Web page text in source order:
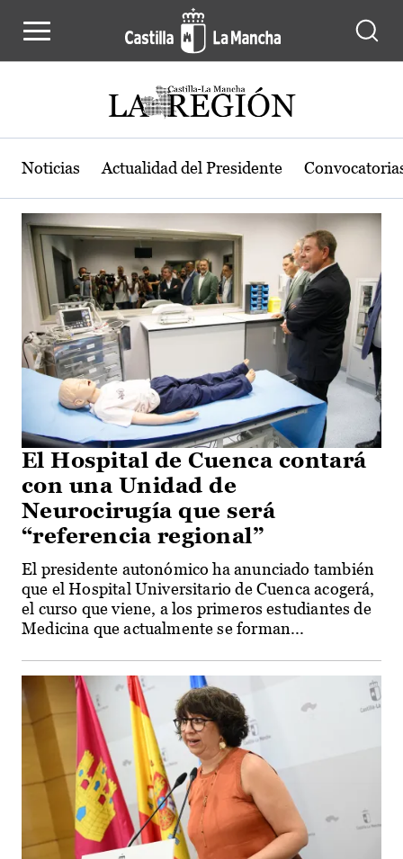
Actualidad de la región de Castilla-
Noticias Actualidad del Presidente
El Hospital de Cuenca contará
con una Unidad de
Neurocirugía que será
“referencia regional”
El presidente autonómico ha anunciado también
que el Hospital Universitario de Cuenca acogerá,
el curso que viene, a los primeros estudiantes de
Medicina que actualmente se forman...